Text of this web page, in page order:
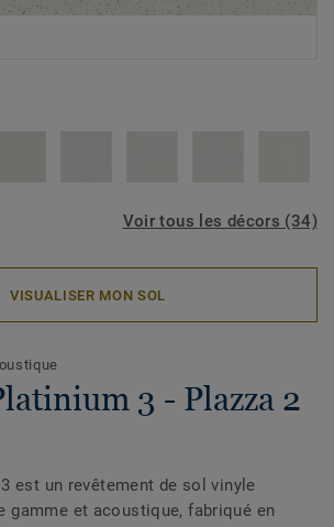
Voir tous les décors (34)
VISUALISER MON SOL
3 - Plazza 2
est un revêtement de sol vinyle
gamme et acoustique, fabriqué en